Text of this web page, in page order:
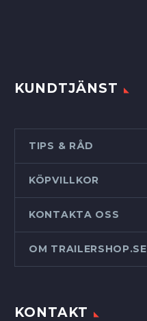
KUNDTJÄNST
TIPS & RÅD
KÖPVILLKOR
KONTAKTA OSS
OM TRAILERSHOP.SE
KONTAKT